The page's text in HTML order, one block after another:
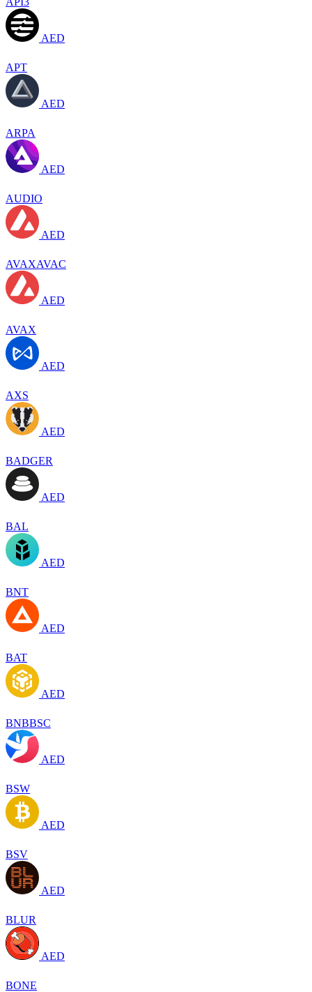
AED
APT
AED
ARPA
AED
AUDIO
AED
AVAXAVAC
AED
AVAX
AED
AXS
AED
BADGER
AED
BAL
AED
BNT
AED
BAT
AED
BNBBSC
AED
BSW
AED
BSV
AED
BLUR
AED
BONE